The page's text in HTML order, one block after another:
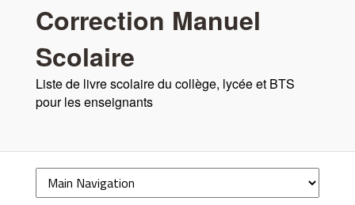
Correction Manuel
Scolaire
Liste de livre scolaire du collège, lycée et BTS
pour les enseignants